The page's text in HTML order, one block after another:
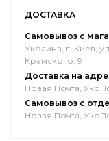
ДОСТАВКА
Самовывоз с
Украина, г. Киев,
Крамского, 9
Доставка на
Новая Почта,
Самовывоз с
Новая Почта,